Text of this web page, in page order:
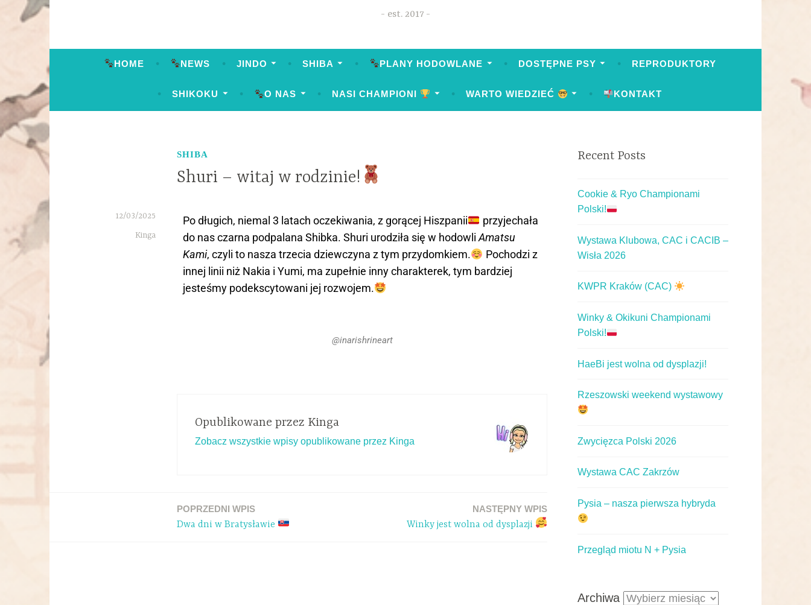
est. 2017
HOME NEWS JINDO SHIBA PLANY HODOWLANE DOSTĘPNE PSY REPRODUKTORY
SHIKOKU O NAS NASI CHAMPIONI WARTO WIEDZIEĆ KONTAKT
SHIBA
Shuri – witaj w rodzinie!
12/03/2025
Kinga
Po długich, niemal 3 latach oczekiwania, z gorącej Hiszpanii
przyjechała
do nas czarna podpalana Shibka. Shuri urodziła się w hodowliAmatsu
Kami, czyli to nasza trzecia dziewczyna z tym przydomkiem.
Pochodzi z
innej linii niż Nakia i Yumi, ma zupełnie inny charakterek, tym bardziej
jesteśmy podekscytowani jej rozwojem.
@inarishrineart
Opublikowane przez Kinga
Zobacz wszystkie wpisy opublikowane przez Kinga
POPRZEDNI WPIS
Dwa dni w Bratysławie
NASTĘPNY WPIS
Winky jest wolna od dysplazji
Recent Posts
Cookie & Ryo Championami
Polski!
Wystawa Klubowa, CAC i CACIB –
Wisła 2026
KWPR Kraków (CAC)
Winky & Okikuni Championami
Polski!
HaeBi jest wolna od dysplazji!
Rzeszowski weekend wystawowy
Zwycięzca Polski 2026
Wystawa CAC Zakrzów
Pysia – nasza pierwsza hybryda
Przegląd miotu N + Pysia
Archiwa